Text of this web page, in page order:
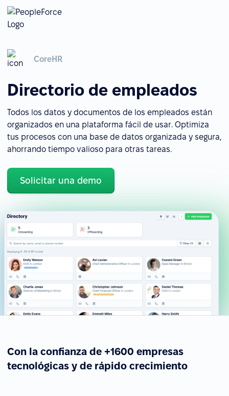
CoreHR
Directorio de empleados
Todos los datos y documentos de los empleados están
organizados en una plataforma fácil de usar. Optimiza
tus procesos con una base de datos organizada y segura,
ahorrando tiempo valioso para otras tareas.
Solicitar una demo
Con la confianza de +1600 empresas
tecnológicas y de rápido crecimiento